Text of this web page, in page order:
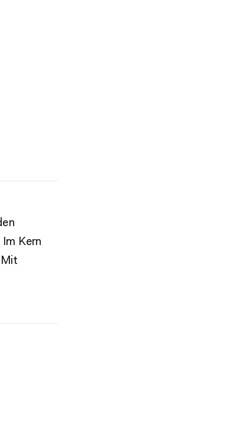
Im Kern
Mit